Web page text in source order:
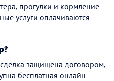
прогулки и кормление
услуги оплачиваются
защищена договором,
бесплатная онлайн-